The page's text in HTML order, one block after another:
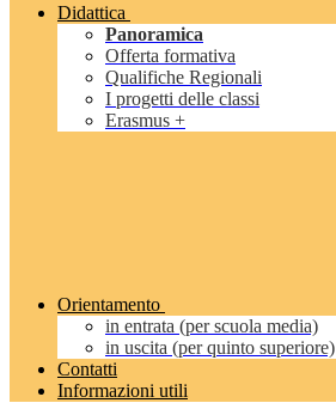
Didattica
Panoramica
Offerta formativa
Qualifiche Regionali
I progetti delle classi
Erasmus +
Orientamento
in entrata (per scuola media)
in uscita (per quinto superiore)
Contatti
Informazioni utili